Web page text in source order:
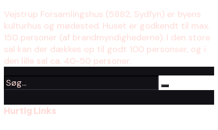
Vejstrup Forsamlingshus (5882, Sydfyn) er byens
kulturhus og mødested. Huset er godkendt til max.
150 personer (af brandmyndighederne). I den store
sal kan der dækkes op til godt 100 personser, og i
den lille sal ca. 40-50 personer.
Hurtig Links